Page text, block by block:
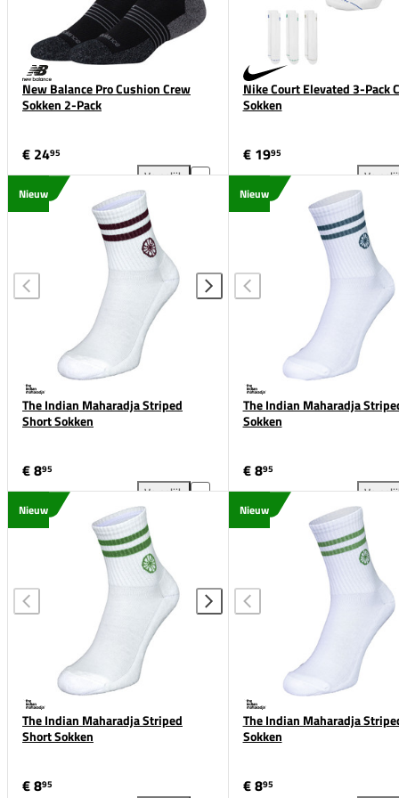
New Balance Pro Cushion Crew
Sokken 2-Pack
€ 2495
Vergelijk
New Balance Pro Cushion Crew Sokken 2-Pack
Nike Court Elevated 3-Pack
Sokken
€ 1995
Nieuw
The Indian Maharadja Striped
Short Sokken
€ 895
Vergelijk
The Indian Maharadja Striped Short Sokken
Nieuw
The Indian Maharadja
Sokken
€ 895
Nieuw
The Indian Maharadja Striped
Short Sokken
€ 895
Nieuw
The Indian Maharadja
Sokken
€ 895